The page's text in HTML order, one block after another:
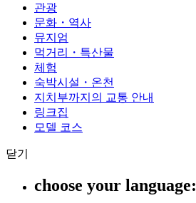
관광
문화・역사
뮤지엄
먹거리・특산물
체험
숙박시설・온천
지치부까지의 교통 안내
링크집
모델 코스
닫기
choose your language: